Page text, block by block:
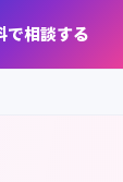
スタジオ・
検索サイト